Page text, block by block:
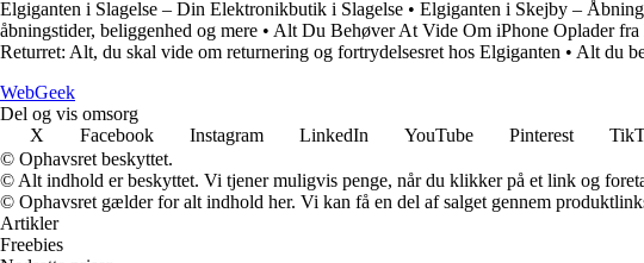
Elgiganten i Slagelse – Din Elektronikbutik i Slagelse • Elgiganten i Skejby –
åbningstider, beliggenhed og mere • Alt Du Behøver At Vide Om iPhone Oplader fra
Returret: Alt, du skal vide om returnering og fortrydelsesret hos Elgiganten • Alt du
WebGeek
Del og vis omsorg
X
Facebook Instagram LinkedIn YouTube Pinterest
© Ophavsret beskyttet.
© Alt indhold er beskyttet. Vi tjener muligvis penge, når du klikker på et link og
© Ophavsret gælder for alt indhold her. Vi kan få en del af salget gennem
Artikler
Freebies